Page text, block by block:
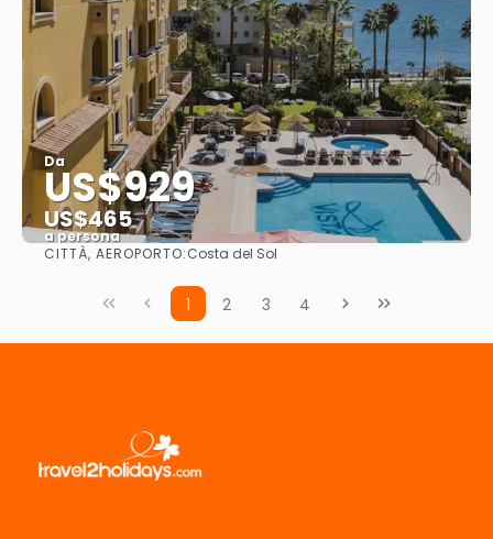
Da
US$929
US$465
a persona
Vedere
CITTÀ, AEROPORTO:Costa del Sol
1 2 3 4